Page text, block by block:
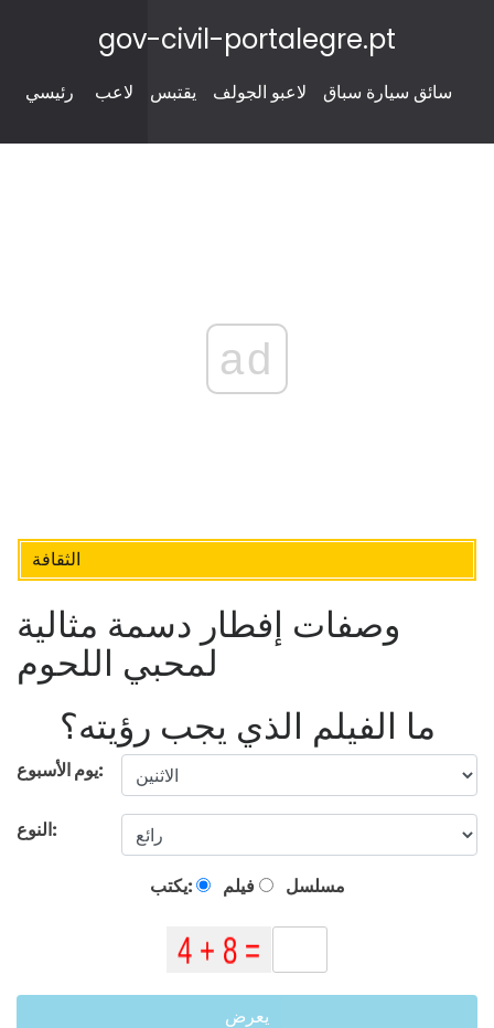
gov-civil-portalegre.pt
رئيسي لاعب يقتبس لاعبو الجولف سائق سيارة سباق
ad
الثقافة
وصفات إفطار دسمة مثالية
لمحبي اللحوم
ما الفيلم الذي يجب رؤيته؟
يوم الأسبوع:
النوع:
يكتب: فيلم مسلسل
يعرض